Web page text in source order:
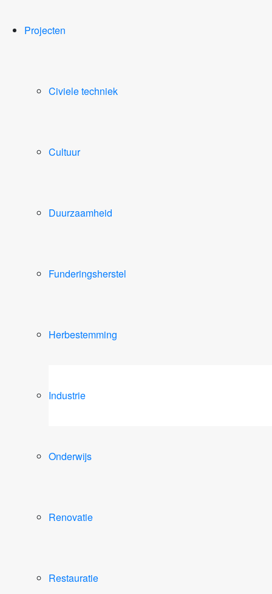
Projecten
Civiele techniek
Cultuur
Duurzaamheid
Funderingsherstel
Herbestemming
Industrie
Onderwijs
Renovatie
Restauratie